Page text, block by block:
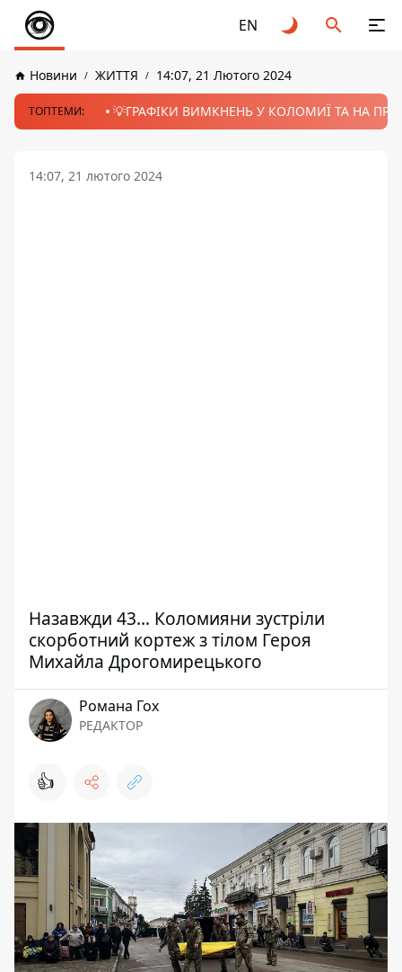
EN
Новини ЖИТТЯ 14:07, 21 Лютого 2024
ТОПТЕМИ: 💡ГРАФІКИ ВИМКНЕНЬ У КОЛОМИЇ ТА НА
14:07, 21 лютого 2024
Назавжди 43... Коломияни зустріли
скорботний кортеж з тілом Героя
Михайла Дрогомирецького
Романа Гох
РЕДАКТОР
👍